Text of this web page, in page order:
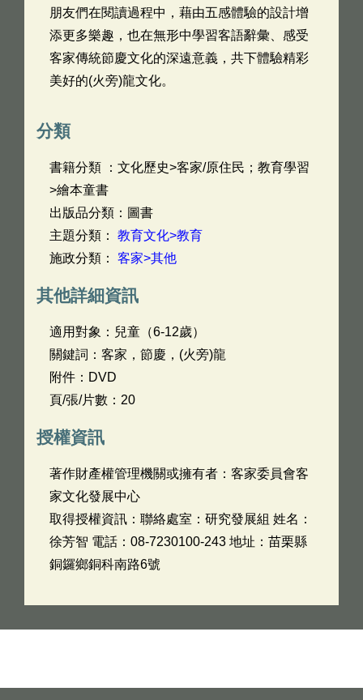
朋友們在閱讀過程中，藉由五感體驗的設計增
添更多樂趣，也在無形中學習客語辭彙、感受
客家傳統節慶文化的深遠意義，共下體驗精彩
美好的(火旁)龍文化。
分類
書籍分類 ：文化歷史>客家/原住民；教育學習
>繪本童書
出版品分類：圖書
主題分類： 教育文化>教育
施政分類： 客家>其他
其他詳細資訊
適用對象：兒童（6-12歲）
關鍵詞：客家，節慶，(火旁)龍
附件：DVD
頁/張/片數：20
授權資訊
著作財產權管理機關或擁有者：客家委員會客
家文化發展中心
取得授權資訊：聯絡處室：研究發展組 姓名：
徐芳智 電話：08-7230100-243 地址：苗栗縣
銅鑼鄉銅科南路6號